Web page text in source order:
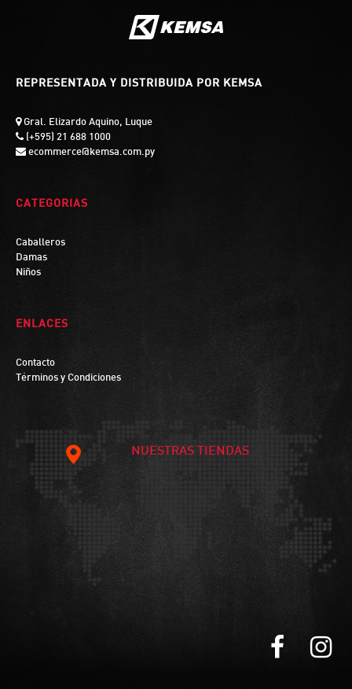
REPRESENTADA Y DISTRIBUIDA POR KEMSA
Gral. Elizardo Aquino, Luque
(+595) 21 688 1000
ecommerce@kemsa.com.py
CATEGORIAS
Caballeros
Damas
Niños
ENLACES
Contacto
Términos y Condiciones
NUESTRAS TIENDAS